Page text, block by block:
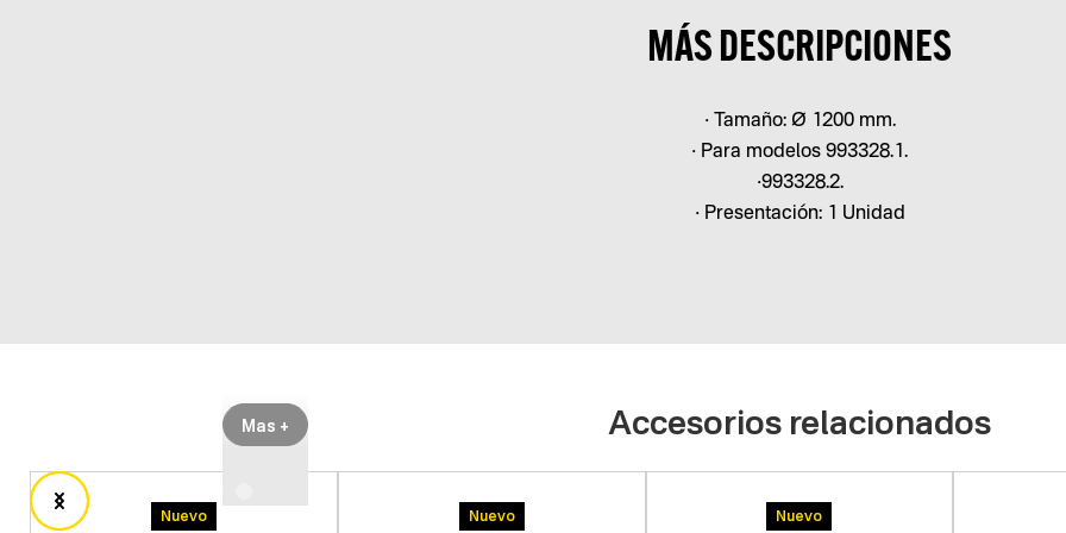
MÁS DESCRIPCIONES
• Tamaño: Ø 1200 mm.
• Para modelos 993328.1.
•993328.2.
• Presentación: 1 Unidad
Mas + Accesorios relacionados
Nuevo Nuevo Nuevo